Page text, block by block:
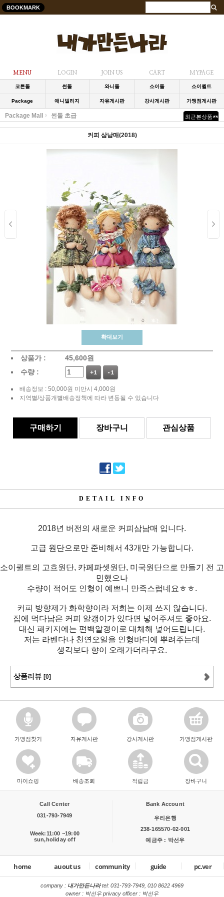
BOOKMARK
MENU LOGIN JOIN US CART MYPAGE
코튼돌 썬돌 와니돌 소이돌 소이퀼트
Package 애니빌리지 자유게시판 강사게시판 가맹점게시판
Package Mall 썬돌 초급 최근본상품
커피 삼남매(2018)
확대보기
상품가 : 45,600원
수량 :
+1 -1
배송정보 : 50,000원 미만시 4,000원
지역별/상품개별배송정책에 따라 변동될 수 있습니다
구매하기 장바구니 관심상품
DETAIL INFO
2018년 버전의 새로운 커피삼남매 입니다.
고급 원단으로만 준비해서 43개만 가능합니다.
소이퀼트의 고흐원단, 카페파셋원단, 미국원단으로 만들기 전 고
민했으나
수량이 적어도 인형이 예쁘니 만족스럽네요ㅎㅎ.
커피 방향제가 화학향이라 저희는 이제 쓰지 않습니다.
집에 먹다남은 커피 알갱이가 있다면 넣어주셔도 좋아요.
대신 패키지에는 편백알갱이로 대체해 넣어드립니다.
저는 라벤다나 천연오일을 인형바디에 뿌려주는데
생각보다 향이 오래가더라구요.
상품리뷰 [0]
가맹점찾기 자유게시판 강사게시판 가맹점게시판
마이쇼핑 배송조회 적립금 장바구니
Call Center
031-793-7949
Week:11:00 ~19:00
sun,holiday off
Bank Account
우리은행
238-165570-02-001
예금주 : 박선우
home auout us community guide pc.ver
company : 내가만든나라tel: 031-793-7949, 010 8622 4969
owner : 박선우 privacy officer : 박선우